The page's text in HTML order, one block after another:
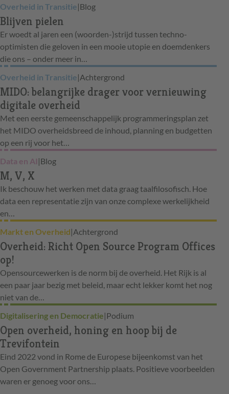
Overheid in Transitie|Blog
Blijven pielen
Er woedt al jaren een (woorden-)strijd tussen techno-
optimisten die geloven in een mooie utopie en doemdenkers
die ons – onder meer in…
Overheid in Transitie|Achtergrond
MIDO: belangrijke drager voor vernieuwing
digitale overheid
Met een eerste gemeenschappelijk programmeringsplan zet
het MIDO overheidsbreed de inhoud, planning en budgetten
op een rij voor het…
Data en AI |Blog
M, V, X
Ik beschouw het werken met data graag taalfilosofisch. Hoe
data een representatie zijn van onze complexe werkelijkheid
en…
Markt en Overheid|Achtergrond
Overheid: Richt Open Source Program Offices
op!
Opensourcewerken is de norm bij de overheid. Het Rijk is al
een paar jaar bezig met beleid, maar echt lekker komt het nog
niet van de…
Digitalisering en Democratie|Podium
Open overheid, honing en hoop bij de
Trevifontein
Eind 2022 vond in Rome de Europese bijeenkomst van het
Open Government Partnership plaats. Positieve voorbeelden
waren er genoeg voor ons…